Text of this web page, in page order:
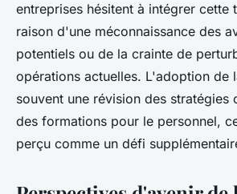
entreprises hésitent à intégrer cette
raison d'une méconnaissance des
potentiels ou de la crainte de
opérations actuelles. L'adoption de
souvent une révision des stratégies
des formations pour le personnel,
perçu comme un défi